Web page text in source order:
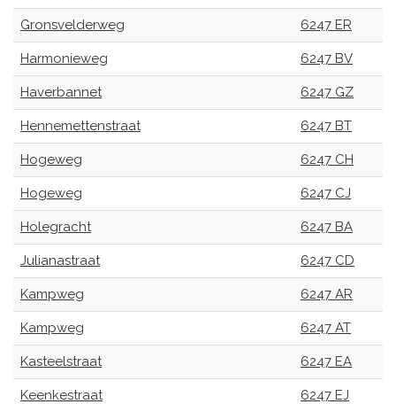
Gronsvelderweg 6247 ER
Harmonieweg 6247 BV
Haverbannet 6247 GZ
Hennemettenstraat 6247 BT
Hogeweg 6247 CH
Hogeweg 6247 CJ
Holegracht 6247 BA
Julianastraat 6247 CD
Kampweg 6247 AR
Kampweg 6247 AT
Kasteelstraat 6247 EA
Keenkestraat 6247 EJ